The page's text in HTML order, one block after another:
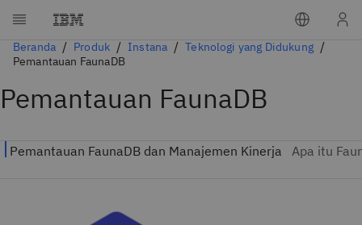
Beranda Produk Instana
Teknologi yang Didukung
Pemantauan FaunaDB
Pemantauan FaunaDB